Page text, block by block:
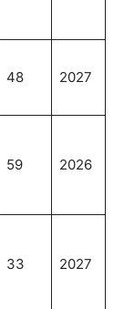
48 2027
59 2026
33 2027